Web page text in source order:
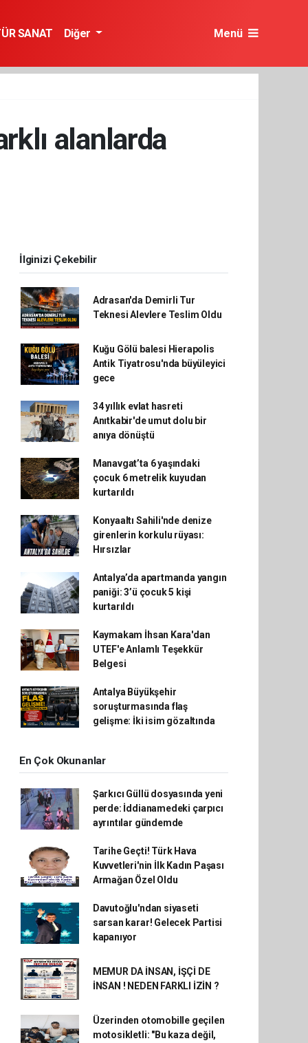
SANAT Diğer Menü
alanlarda
İlginizi Çekebilir
Adrasan'da Demirli Tur
Teknesi Alevlere Teslim Oldu
Kuğu Gölü balesi Hierapolis
Antik Tiyatrosu'nda büyüleyici
gece
34 yıllık evlat hasreti
Anıtkabir'de umut dolu bir
anıya dönüştü
Manavgat’ta 6 yaşındaki
çocuk 6 metrelik kuyudan
kurtarıldı
Konyaaltı Sahili'nde denize
girenlerin korkulu rüyası:
Hırsızlar
Antalya’da apartmanda yangın
paniği: 3’ü çocuk 5 kişi
kurtarıldı
Kaymakam İhsan Kara'dan
UTEF'e Anlamlı Teşekkür
Belgesi
Antalya Büyükşehir
soruşturmasında flaş
gelişme: İki isim gözaltında
En Çok Okunanlar
Şarkıcı Güllü dosyasında yeni
perde: İddianamedeki çarpıcı
ayrıntılar gündemde
Tarihe Geçti! Türk Hava
Kuvvetleri'nin İlk Kadın Paşası
Armağan Özel Oldu
Davutoğlu'ndan siyaseti
sarsan karar! Gelecek Partisi
kapanıyor
MEMUR DA İNSAN, İŞÇİ DE
İNSAN ! NEDEN FARKLI İZİN ?
Üzerinden otomobille geçilen
motosikletli: "Bu kaza değil,